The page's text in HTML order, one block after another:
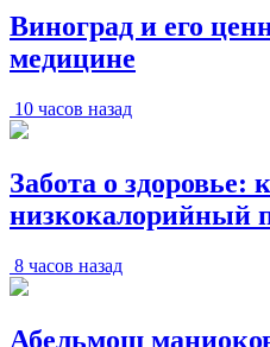
Виноград и его
медицине
10 часов назад
Забота о здоровье:
низкокалорийный
8 часов назад
Абельмош